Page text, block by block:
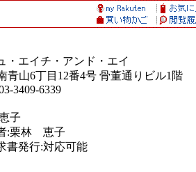
・エイチ・アンド・エイ
青山6丁目12番4号 骨董通りビル1階
3409-6339
子
:栗林 恵子
書発行:対応可能